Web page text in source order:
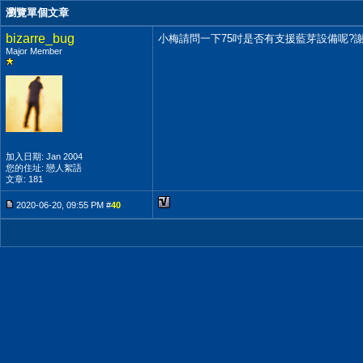
瀏覽單個文章
bizarre_bug
Major Member
加入日期: Jan 2004
您的住址: 戀人絮語
文章: 181
小梅請問一下75吋是否有支援藍芽設備呢?
2020-06-20, 09:55 PM #40